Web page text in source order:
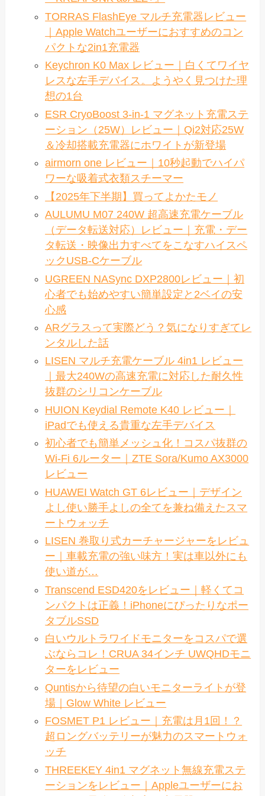
TORRAS FlashEye マルチ充電器レビュー
｜Apple Watchユーザーにおすすめのコン
パクトな2in1充電器
Keychron K0 Max レビュー｜白くてワイヤ
レスな左手デバイス。ようやく見つけた理
想の1台
ESR CryoBoost 3-in-1 マグネット充電ステ
ーション（25W）レビュー｜Qi2対応25W
＆冷却搭載充電器にホワイトが新登場
airmorn one レビュー｜10秒起動でハイパ
ワーな吸着式衣類スチーマー
【2025年下半期】買ってよかたモノ
AULUMU M07 240W 超高速充電ケーブル
（データ転送対応）レビュー｜充電・デー
タ転送・映像出力すべてをこなすハイスペ
ックUSB-Cケーブル
UGREEN NASync DXP2800レビュー｜初
心者でも始めやすい簡単設定と2ベイの安
心感
ARグラスって実際どう？気になりすぎてレ
ンタルした話
LISEN マルチ充電ケーブル 4in1 レビュー
｜最大240Wの高速充電に対応した耐久性
抜群のシリコンケーブル
HUION Keydial Remote K40 レビュー｜
iPadでも使える貴重な左手デバイス
初心者でも簡単メッシュ化！コスパ抜群の
Wi‐Fi 6ルーター｜ZTE Sora/Kumo AX3000
レビュー
HUAWEI Watch GT 6レビュー｜デザイン
よし使い勝手よしの全てを兼ね備えたスマ
ートウォッチ
LISEN 巻取り式カーチャージャーをレビュ
ー｜車載充電の強い味方！実は車以外にも
使い道が…
Transcend ESD420をレビュー｜軽くてコ
ンパクトは正義！iPhoneにぴったりなポー
タブルSSD
白いウルトラワイドモニターをコスパで選
ぶならコレ！CRUA 34インチ UWQHDモニ
ターをレビュー
Quntisから待望の白いモニターライトが登
場｜Glow White レビュー
FOSMET P1 レビュー｜充電は月1回！？
超ロングバッテリーが魅力のスマートウォ
ッチ
THREEKEY 4in1 マグネット無線充電ステ
ーションをレビュー｜Appleユーザーにお